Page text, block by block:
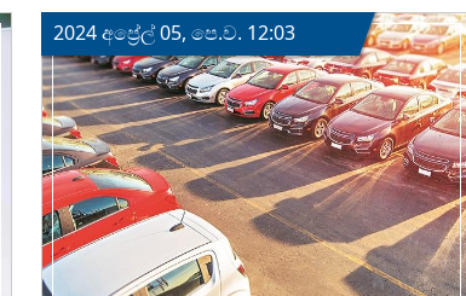
2024 අප්‍රේල් 05, පෙ.ව. 12:03